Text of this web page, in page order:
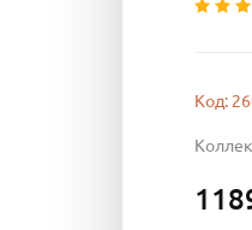
Код: